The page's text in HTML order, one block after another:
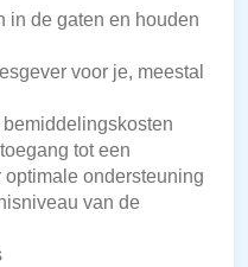
in de gaten en houden
voor je, meestal
tot een
optimale ondersteuning
van de